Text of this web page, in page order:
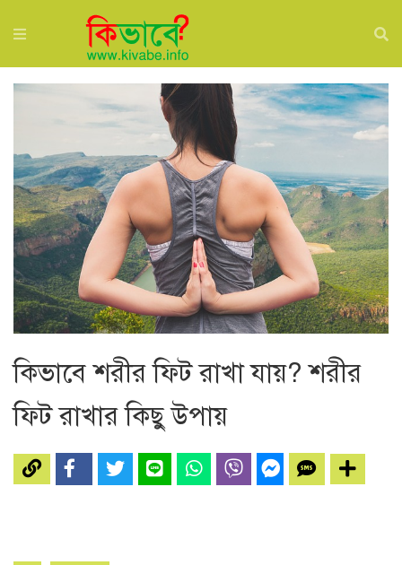
কিভাবে শরীর ফিট রাখা যায়? শরীর
ফিট রাখার কিছু উপায়